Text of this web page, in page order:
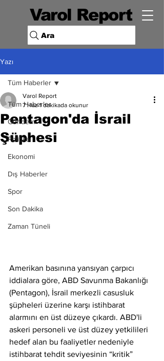
Varol Report
Ara
Yazı
Tüm Haberler
Gündem
Politika
Ekonomi
Dış Haberler
Spor
Son Dakika
Zaman Tüneli
Tüm Haberler
Pentagon'da İsrail
Şüphesi
Varol Report
7 Haz 1 dakikada okunur
Amerikan basınına yansıyan çarpıcı
iddialara göre, ABD Savunma Bakanlığı
(Pentagon), İsrail merkezli casusluk
şüpheleri üzerine karşı istihbarat
alarmını en üst düzeye çıkardı. ABD'li
askeri personeli ve üst düzey yetkilileri
hedef alan bu faaliyetler nedeniyle
istihbarat tehdit seviyesinin “kritik”